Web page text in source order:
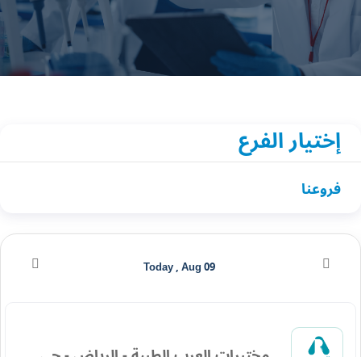
إختيار الفرع
فروعنا